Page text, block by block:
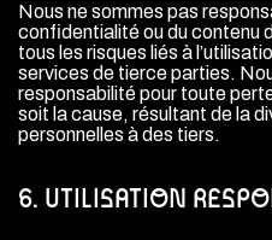
Nous ne sommes pas
confidentialité ou du contenu
tous les risques liés à
services de tierce parties.
responsabilité pour toute
soit la cause, résultant de la
personnelles à des tiers.
6. UTILISATION